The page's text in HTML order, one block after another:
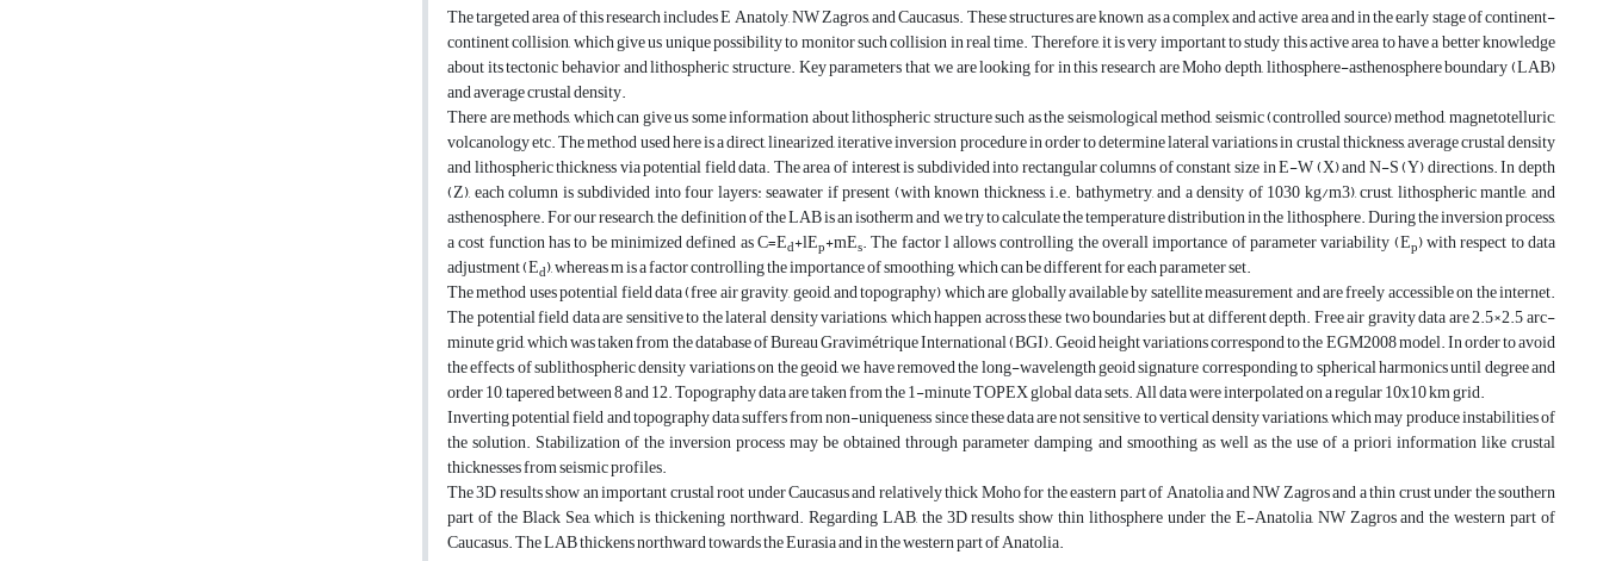
The targeted area of this research includes E Anatoly, NW Zagros, and Caucasus. These structures are known as a complex and active area and in the early stage of continent-
continent collision, which give us unique possibility to monitor such collision in real time. Therefore, it is very important to study this active area to have a better knowledge
about its tectonic behavior and lithospheric structure. Key parameters that we are looking for in this research are Moho depth, lithosphere-asthenosphere boundary (LAB)
and average crustal density.
There are methods, which can give us some information about lithospheric structure such as the seismological method, seismic (controlled source) method, magnetotelluric,
volcanology etc. The method used here is a direct, linearized, iterative inversion procedure in order to determine lateral variations in crustal thickness, average crustal density
and lithospheric thickness via potential field data. The area of interest is subdivided into rectangular columns of constant size in E-W (X) and N-S (Y) directions. In depth
(Z), each column is subdivided into four layers: seawater if present (with known thickness, i.e. bathymetry, and a density of 1030 kg/m3), crust, lithospheric mantle, and
asthenosphere. For our research, the definition of the LAB is an isotherm and we try to calculate the temperature distribution in the lithosphere. During the inversion process,
a cost function has to be minimized defined as C=Ed+lEp+mEs. The factor l allows controlling the overall importance of parameter variability (Ep) with respect to data
adjustment (Ed), whereas m is a factor controlling the importance of smoothing, which can be different for each parameter set.
The method uses potential field data (free air gravity, geoid, and topography) which are globally available by satellite measurement and are freely accessible on the internet.
The potential field data are sensitive to the lateral density variations, which happen across these two boundaries but at different depth. Free air gravity data are 2.5×2.5 arc-
minute grid, which was taken from the database of Bureau Gravimétrique International (BGI). Geoid height variations correspond to the EGM2008 model. In order to avoid
the effects of sublithospheric density variations on the geoid, we have removed the long-wavelength geoid signature corresponding to spherical harmonics until degree and
order 10, tapered between 8 and 12. Topography data are taken from the 1-minute TOPEX global data sets. All data were interpolated on a regular 10x10 km grid.
Inverting potential field and topography data suffers from non-uniqueness since these data are not sensitive to vertical density variations, which may produce instabilities of
the solution. Stabilization of the inversion process may be obtained through parameter damping and smoothing as well as the use of a priori information like crustal
thicknesses from seismic profiles.
The 3D results show an important crustal root under Caucasus and relatively thick Moho for the eastern part of Anatolia and NW Zagros and a thin crust under the southern
part of the Black Sea, which is thickening northward. Regarding LAB, the 3D results show thin lithosphere under the E-Anatolia, NW Zagros and the western part of
Caucasus. The LAB thickens northward towards the Eurasia and in the western part of Anatolia.